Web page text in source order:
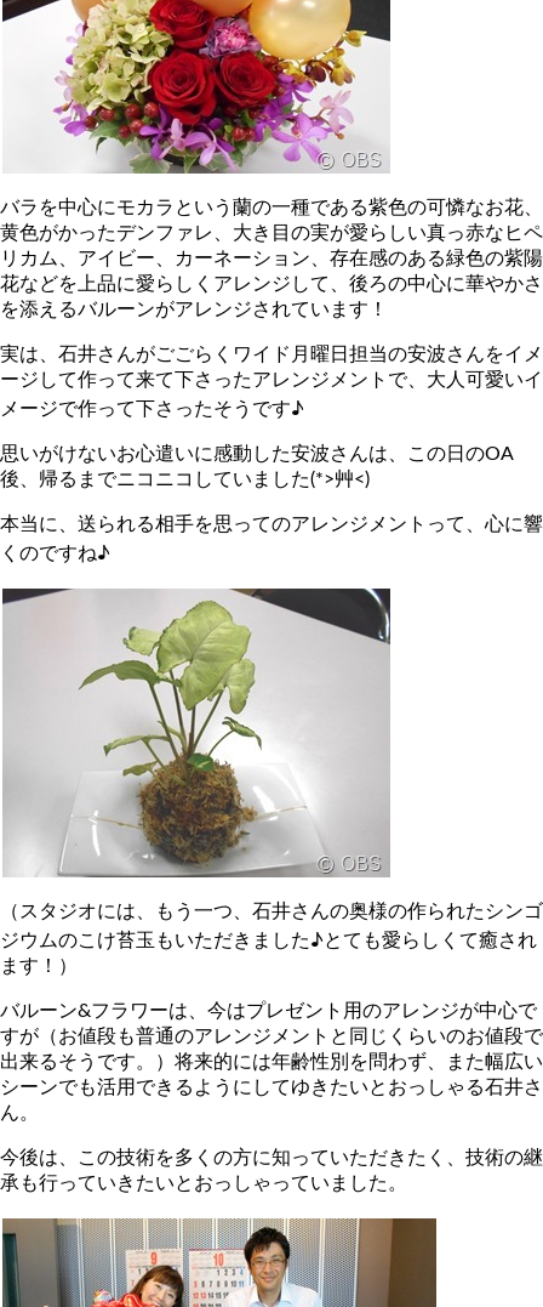
バラを中心にモカラという蘭の一種である紫色の可憐なお花、
黄色がかったデンファレ、大き目の実が愛らしい真っ赤なヒペ
リカム、アイビー、カーネーション、存在感のある緑色の紫陽
花などを上品に愛らしくアレンジして、後ろの中心に華やかさ
を添えるバルーンがアレンジされています！
実は、石井さんがごごらくワイド月曜日担当の安波さんをイメ
ージして作って来て下さったアレンジメントで、大人可愛いイ
メージで作って下さったそうです♪
思いがけないお心遣いに感動した安波さんは、この日のOA
後、帰るまでニコニコしていました(*>艸<)
本当に、送られる相手を思ってのアレンジメントって、心に響
くのですね♪
（スタジオには、もう一つ、石井さんの奥様の作られたシンゴ
ジウムのこけ苔玉もいただきました♪とても愛らしくて癒され
ます！）
バルーン&フラワーは、今はプレゼント用のアレンジが中心で
すが（お値段も普通のアレンジメントと同じくらいのお値段で
出来るそうです。）将来的には年齢性別を問わず、また幅広い
シーンでも活用できるようにしてゆきたいとおっしゃる石井さ
ん。
今後は、この技術を多くの方に知っていただきたく、技術の継
承も行っていきたいとおっしゃっていました。